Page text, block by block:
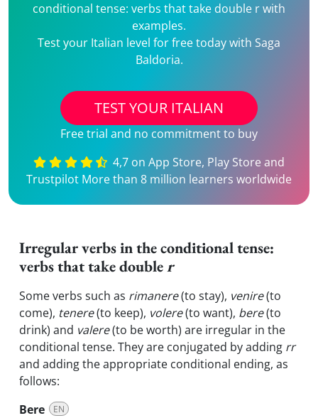
conditional tense: verbs that take double r with
examples.
Test your Italian level for free today with Saga
Baldoria.
TEST YOUR ITALIAN
Free trial and no commitment to buy
4,7 on App Store, Play Store and
Trustpilot More than 8 million learners worldwide
Irregular verbs in the conditional tense:
verbs that take doubler
Some verbs such as rimanere(to stay), venire(to
come), tenere(to keep), volere(to want), bere(to
drink) and valere(to be worth) are irregular in the
conditional tense. They are conjugated by adding rr
and adding the appropriate conditional ending, as
follows:
Bere
EN